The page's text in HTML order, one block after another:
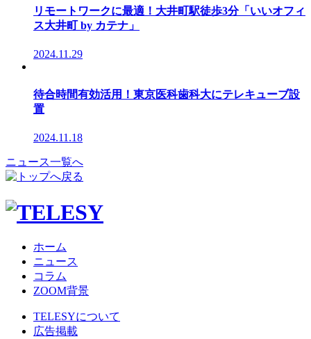
リモートワークに最適！大井町駅徒歩3分「いいオフィ
ス大井町 by カテナ」
2024.11.29
待合時間有効活用！東京医科歯科大にテレキューブ設
置
2024.11.18
ニュース一覧へ
ホーム
ニュース
コラム
ZOOM背景
TELESYについて
広告掲載